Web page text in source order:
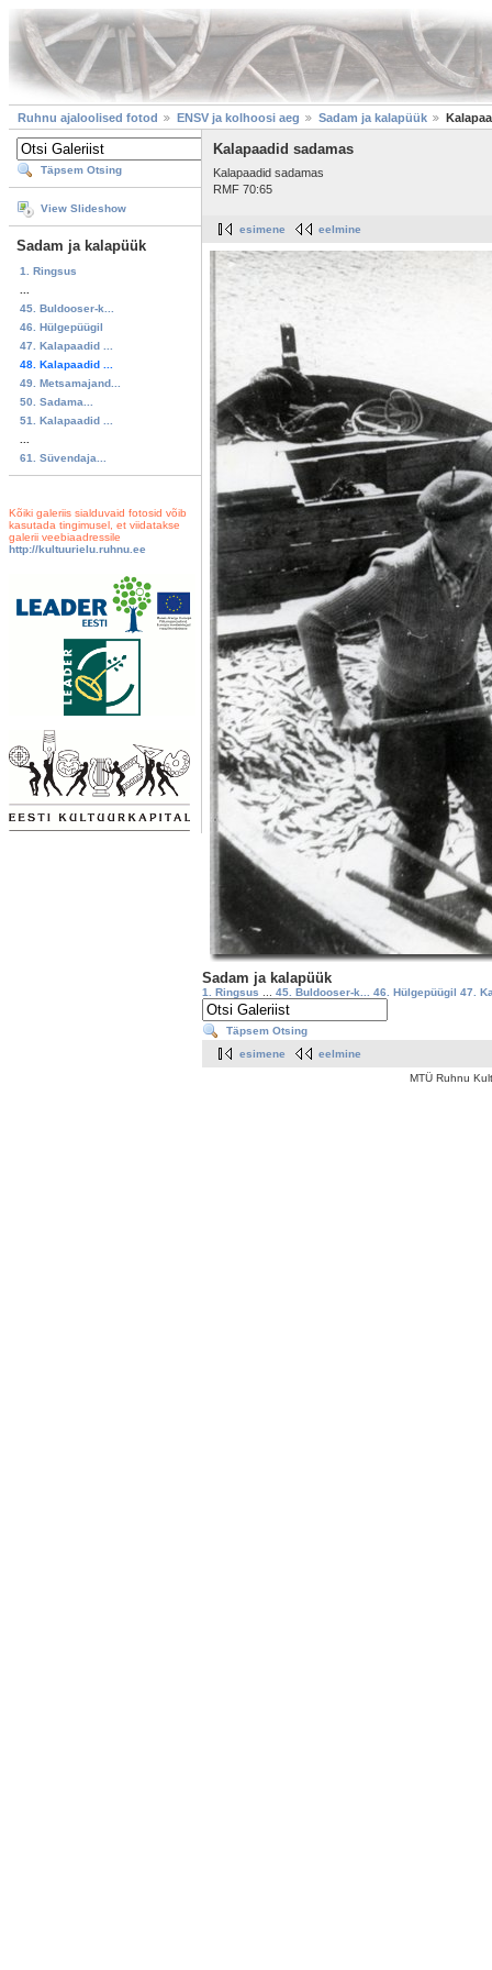
Ruhnu ajaloolised fotod ENSV ja kolhoosi aeg Sadam ja kalapüük
Täpsem Otsing
View Slideshow
Sadam ja kalapüük
1. Ringsus
45. Buldooser-k...
46. Hülgepüügil
47. Kalapaadid ...
48. Kalapaadid ...
49. Metsamajand...
50. Sadama...
51. Kalapaadid ...
61. Süvendaja...
Kõiki galeriis sialduvaid fotosid võib
kasutada tingimusel, et viidatakse
galerii veebiaadressile
http://kultuurielu.ruhnu.ee
Kalapaadid sadamas
Kalapaadid sadamas
RMF 70:65
esimene eelmine
Sadam ja kalapüük
1. Ringsus 45. Buldooser-k... 46. Hülgepüügil 47.
Täpsem Otsing
esimene
eelmine
MTÜ Ruhnu